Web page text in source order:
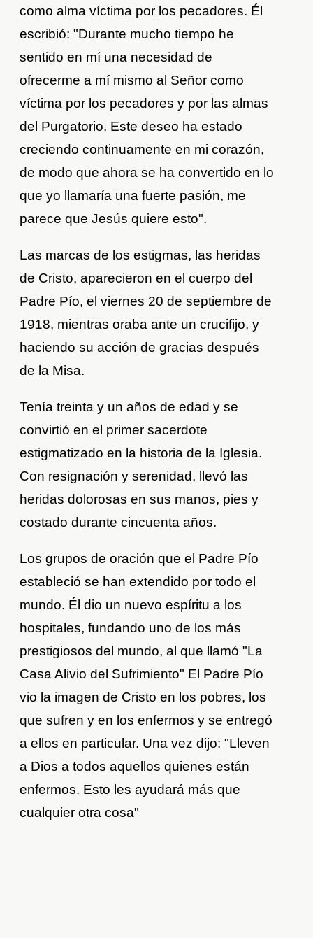
como alma víctima por los pecadores. Él
escribió: "Durante mucho tiempo he
sentido en mí una necesidad de
ofrecerme a mí mismo al Señor como
víctima por los pecadores y por las almas
del Purgatorio. Este deseo ha estado
creciendo continuamente en mi corazón,
de modo que ahora se ha convertido en lo
que yo llamaría una fuerte pasión, me
parece que Jesús quiere esto".
Las marcas de los estigmas, las heridas
de Cristo, aparecieron en el cuerpo del
Padre Pío, el viernes 20 de septiembre de
1918, mientras oraba ante un crucifijo, y
haciendo su acción de gracias después
de la Misa.
Tenía treinta y un años de edad y se
convirtió en el primer sacerdote
estigmatizado en la historia de la Iglesia.
Con resignación y serenidad, llevó las
heridas dolorosas en sus manos, pies y
costado durante cincuenta años.
Los grupos de oración que el Padre Pío
estableció se han extendido por todo el
mundo. Él dio un nuevo espíritu a los
hospitales, fundando uno de los más
prestigiosos del mundo, al que llamó "La
Casa Alivio del Sufrimiento" El Padre Pío
vio la imagen de Cristo en los pobres, los
que sufren y en los enfermos y se entregó
a ellos en particular. Una vez dijo: "Lleven
a Dios a todos aquellos quienes están
enfermos. Esto les ayudará más que
cualquier otra cosa"